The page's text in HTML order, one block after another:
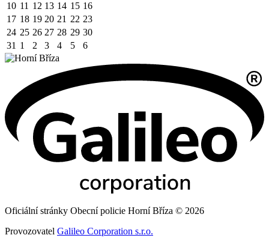
10 11 12 13 14 15 16
17 18 19 20 21 22 23
24 25 26 27 28 29 30
31 1 2 3 4 5 6
Oficiální stránky Obecní policie Horní Bříza © 2026
Provozovatel Galileo Corporation s.r.o.